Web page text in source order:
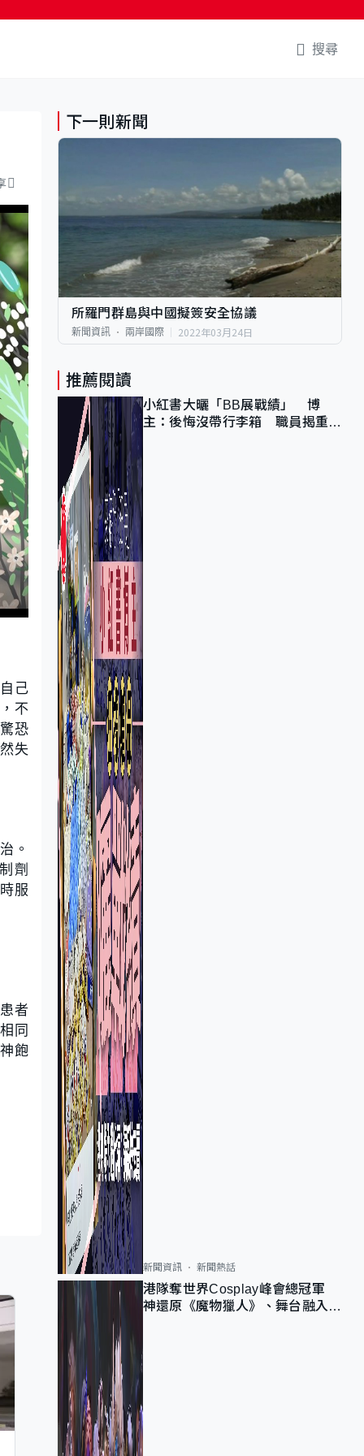
搜尋
己
不
恐
失
。
劑
服
者
同
飽
下一則新聞
所羅門群島與中國擬簽安全協議
新聞資訊 兩岸國際 2022年03月24日
推薦閱讀
小紅書大曬「BB展戰績」 博
主：後悔沒帶行李箱 職員揭重複
新聞資訊 新聞熱話
港隊奪世界Cosplay峰會總冠軍
神還原《魔物獵人》、舞台融入獅